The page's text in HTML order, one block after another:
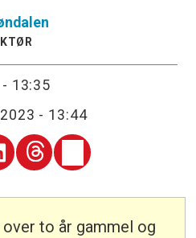
- 13:35
- 13:44
to år gammel og